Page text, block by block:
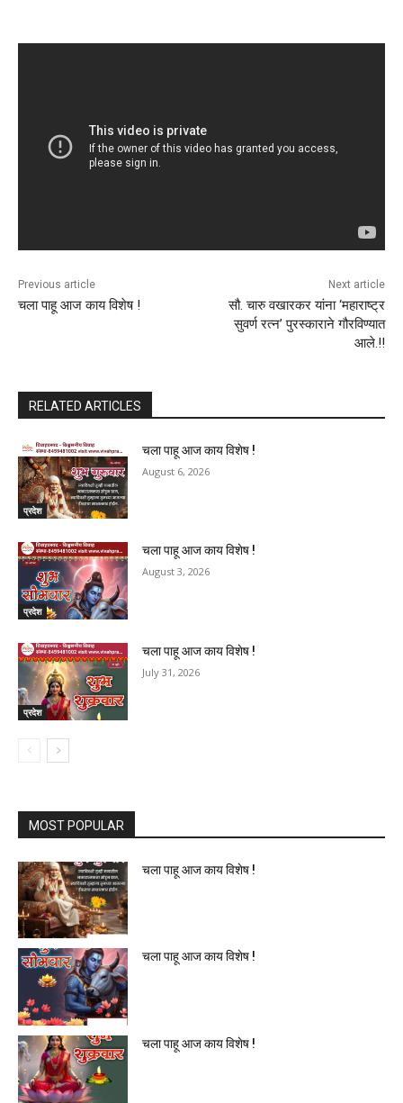
Previous article
चला पाहू आज काय विशेष !
Next article
सौ. चारु वखारकर यांना ‘महाराष्ट्र
सुवर्ण रत्न’ पुरस्काराने गौरविण्यात
आले.!!
RELATED ARTICLES
प्रदेश
चला पाहू आज काय विशेष !
August 6, 2026
प्रदेश
चला पाहू आज काय विशेष !
August 3, 2026
प्रदेश
चला पाहू आज काय विशेष !
July 31, 2026
MOST POPULAR
चला पाहू आज काय विशेष !
चला पाहू आज काय विशेष !
चला पाहू आज काय विशेष !